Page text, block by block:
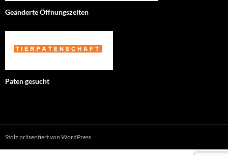
Geänderte Öffnungszeiten
Paten gesucht
Stolz präsentiert von WordPress